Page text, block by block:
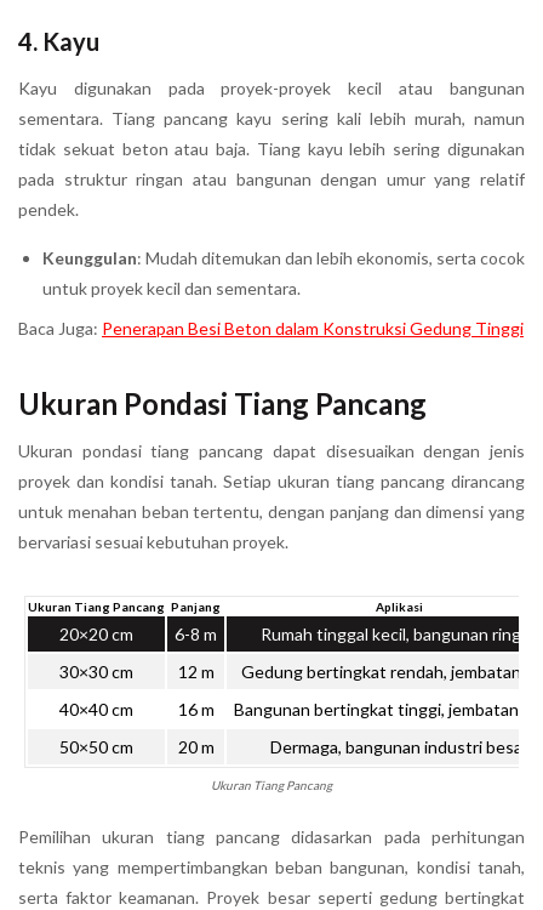
4. Kayu
Kayu digunakan pada proyek-proyek kecil atau bangunan
sementara. Tiang pancang kayu sering kali lebih murah, namun
tidak sekuat beton atau baja. Tiang kayu lebih sering digunakan
pada struktur ringan atau bangunan dengan umur yang relatif
pendek.
Keunggulan: Mudah ditemukan dan lebih ekonomis, serta cocok
untuk proyek kecil dan sementara.
Baca Juga: Penerapan Besi Beton dalam Konstruksi Gedung Tinggi
Ukuran Pondasi Tiang Pancang
Ukuran pondasi tiang pancang dapat disesuaikan dengan jenis
proyek dan kondisi tanah. Setiap ukuran tiang pancang dirancang
untuk menahan beban tertentu, dengan panjang dan dimensi yang
bervariasi sesuai kebutuhan proyek.
Ukuran Tiang Pancang Panjang Aplikasi
20×20 cm 6-8 m
Rumah tinggal kecil, bangunan ringan
30×30 cm
12 m
Gedung bertingkat rendah, jembatan
40×40 cm
16 m
Bangunan bertingkat tinggi, jembatan
50×50 cm
20 m Dermaga, bangunan industri besar
Ukuran Tiang Pancang
Pemilihan ukuran tiang pancang didasarkan pada perhitungan
teknis yang mempertimbangkan beban bangunan, kondisi tanah,
serta faktor keamanan. Proyek besar seperti gedung bertingkat